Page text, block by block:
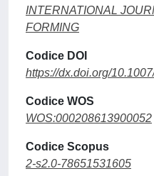
INTERNATIONAL
FORMING
Codice DOI
https://dx.doi.org/
Codice WOS
WOS:000208613900052
Codice Scopus
2-s2.0-78651531605